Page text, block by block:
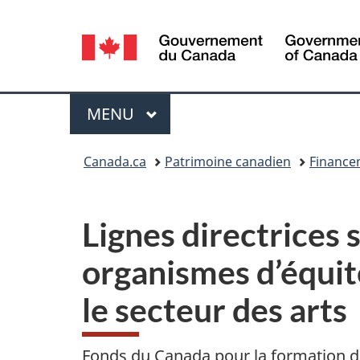
Sélection
de
la
langue
Menu
MENU PRINCIPAL
Canada.ca Patrimoine canadien
Lignes directrices
organismes
le secteur des arts